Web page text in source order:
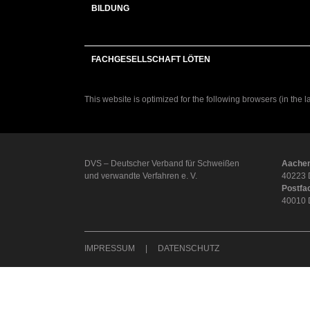
BILDUNG
FACHGESELLSCHAFT LÖTEN
This website is optimized for the following browsers (in the
DVS – Deutscher Verband für Schweißen
und verwandte Verfahren e. V.
40223
40010
IMPRESSUM DATENSCHUTZ